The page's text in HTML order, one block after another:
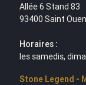
Allée 6 Stand 83
93400 Saint
Horaires :
les samedis,
Stone Legend -